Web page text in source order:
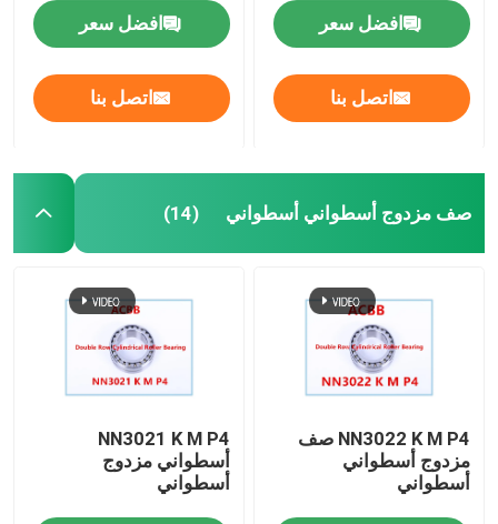
افضل سعر
اتصل بنا
افضل سعر
اتصل بنا
صف مزدوج أسطواني أسطواني (14)
NN3022 K M P4 صف
مزدوج أسطواني
أسطواني
NN3021 K M P4
أسطواني مزدوج
أسطواني